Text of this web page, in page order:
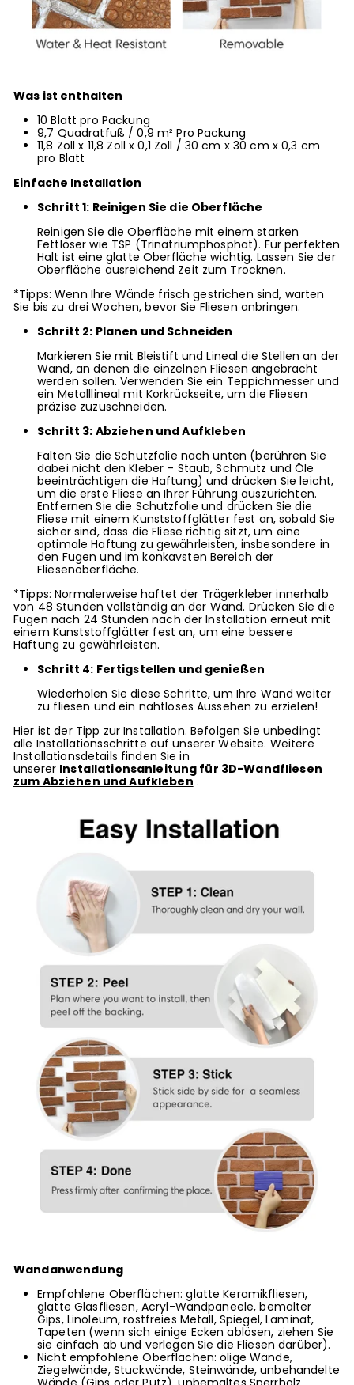
Was ist enthalten
10 Blatt pro Packung
9,7 Quadratfuß / 0,9 m² Pro Packung
11,8 Zoll x 11,8 Zoll x 0,1 Zoll / 30 cm x 30 cm x 0,3 cm
pro Blatt
Einfache Installation
Schritt 1: Reinigen Sie die Oberfläche
Reinigen Sie die Oberfläche mit einem starken
Fettlöser wie TSP (Trinatriumphosphat). Für perfekten
Halt ist eine glatte Oberfläche wichtig. Lassen Sie der
Oberfläche ausreichend Zeit zum Trocknen.
*Tipps: Wenn Ihre Wände frisch gestrichen sind, warten
Sie bis zu drei Wochen, bevor Sie Fliesen anbringen.
Schritt 2: Planen und Schneiden
Markieren Sie mit Bleistift und Lineal die Stellen an der
Wand, an denen die einzelnen Fliesen angebracht
werden sollen. Verwenden Sie ein Teppichmesser und
ein Metalllineal mit Korkrückseite, um die Fliesen
präzise zuzuschneiden.
Schritt 3: Abziehen und Aufkleben
Falten Sie die Schutzfolie nach unten (berühren Sie
dabei nicht den Kleber – Staub, Schmutz und Öle
beeinträchtigen die Haftung) und drücken Sie leicht,
um die erste Fliese an Ihrer Führung auszurichten.
Entfernen Sie die Schutzfolie und drücken Sie die
Fliese mit einem Kunststoffglätter fest an, sobald Sie
sicher sind, dass die Fliese richtig sitzt, um eine
optimale Haftung zu gewährleisten, insbesondere in
den Fugen und im konkavsten Bereich der
Fliesenoberfläche.
*Tipps: Normalerweise haftet der Trägerkleber innerhalb
von 48 Stunden vollständig an der Wand. Drücken Sie die
Fugen nach 24 Stunden nach der Installation erneut mit
einem Kunststoffglätter fest an, um eine bessere
Haftung zu gewährleisten.
Schritt 4: Fertigstellen und genießen
Wiederholen Sie diese Schritte, um Ihre Wand weiter
zu fliesen und ein nahtloses Aussehen zu erzielen!
Hier ist der Tipp zur Installation. Befolgen Sie unbedingt
alle Installationsschritte auf unserer Website. Weitere
Installationsdetails finden Sie in
unserer Installationsanleitung für 3D-Wandfliesen
zum Abziehen und Aufkleben.
Wandanwendung
Empfohlene Oberflächen: glatte Keramikfliesen,
glatte Glasfliesen, Acryl-Wandpaneele, bemalter
Gips, Linoleum, rostfreies Metall, Spiegel, Laminat,
Tapeten (wenn sich einige Ecken ablösen, ziehen Sie
sie einfach ab und verlegen Sie die Fliesen darüber).
Nicht empfohlene Oberflächen: ölige Wände,
Ziegelwände, Stuckwände, Steinwände, unbehandelte